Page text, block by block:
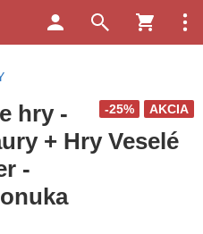
AKCIA
-25%
hry -
+ Hry Veselé
-